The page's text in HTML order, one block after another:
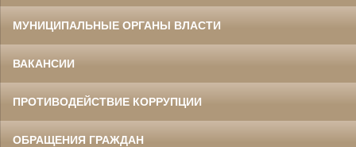
МУНИЦИПАЛЬНЫЕ ОРГАНЫ ВЛАСТИ
ВАКАНСИИ
ПРОТИВОДЕЙСТВИЕ КОРРУПЦИИ
ОБРАЩЕНИЯ ГРАЖДАН